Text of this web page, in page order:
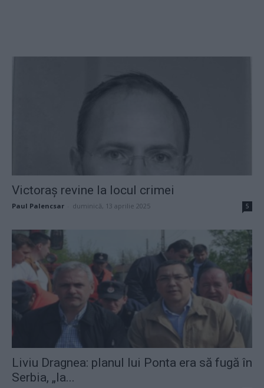
Victoraș revine la locul crimei
Paul Palencsar duminică, 13 aprilie 2025 5
Liviu Dragnea: planul lui Ponta era să fugă în
Serbia, „la...